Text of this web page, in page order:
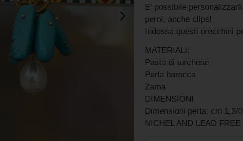
E’ possibile
perni, anche clips!
Indossa questi orecchini
MATERIALI:
Pasta di turchese
Perla barocca
Zama
DIMENSIONI
Dimensioni perla: cm 1,3/
NICHEL AND LEAD FREE